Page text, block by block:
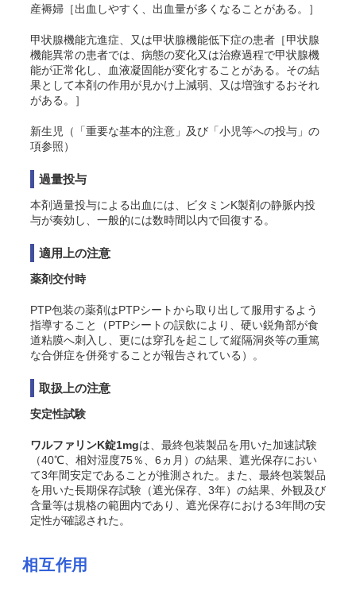
産褥婦［出血しやすく、出血量が多くなることがある。］
甲状腺機能亢進症、又は甲状腺機能低下症の患者［甲状腺
機能異常の患者では、病態の変化又は治療過程で甲状腺機
能が正常化し、
血液凝固能が変化することがある。その結
果として本剤の作用が見かけ上減弱、又は増強するおそれ
がある。］
新生児（「重要な基本的注意」及び「小児等への投与」の
項参照）
過量投与
本剤過量投与による出血には、ビタミンK製剤の静脈内投
与が奏効し、一般的には数時間以内で回復する。
適用上の注意
薬剤交付時
PTP包装の薬剤はPTPシートから取り出して服用するよう
指導すること（PTPシートの誤飲により、硬い鋭角部が食
道粘膜へ刺入し、更には穿孔を起こして縦隔洞炎等の重篤
な合併症を併発することが報告されている）。
取扱上の注意
安定性試験
ワルファリンK錠1mgは、最終包装製品を用いた加速試験
（40℃、相対湿度75％、6ヵ月）の結果、遮光保存におい
て3年間安定であることが推測された。また、最終包装製品
を用いた長期保存試験（遮光保存、3年）の結果、外観及び
含量等は規格の範囲内であり、遮光保存における3年間の安
定性が確認された。
相互作用